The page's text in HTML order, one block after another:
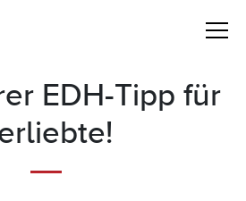
EDH-Tipp für